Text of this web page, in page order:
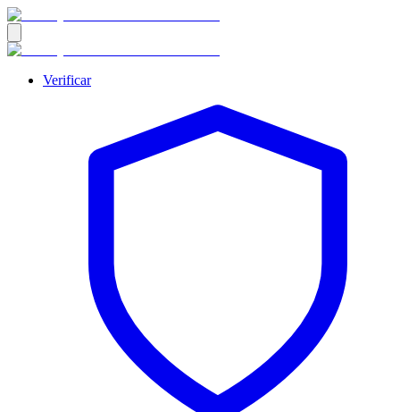
Verificar